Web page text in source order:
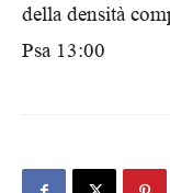
della densità
Psa 13:00